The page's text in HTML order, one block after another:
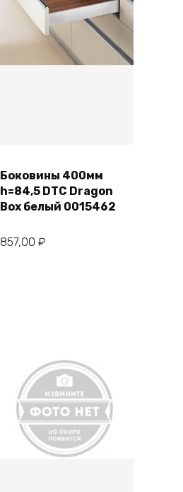
В корзину
Боковины 400мм
h=84,5 DTC Dragon
Box белый 0015462
857,00₽